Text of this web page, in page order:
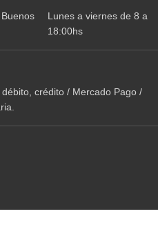
Lunes a viernes de 8 a
18:00hs
crédito / Mercado Pago /